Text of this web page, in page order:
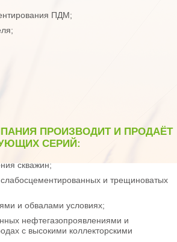
ПДМ;
ПРОИЗВОДИТ И ПРОДАЁТ
СЕРИЙ:
скважин;
и трещиноватых
и обвалами условиях;
нефтегазопроявлениями и
с высокими коллекторскими